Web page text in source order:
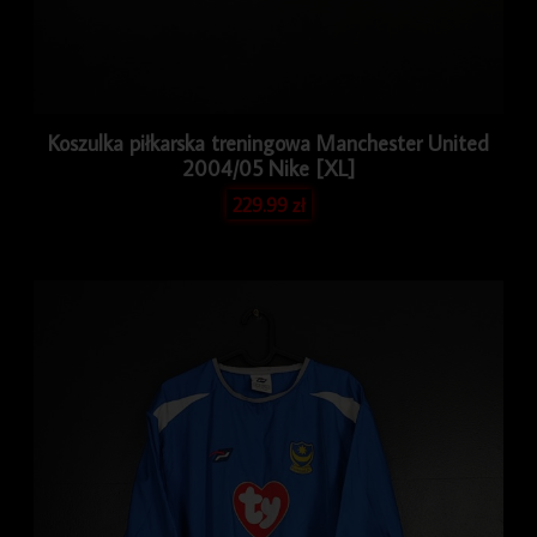
Koszulka piłkarska treningowa Manchester United
2004/05 Nike [XL]
229.99zł